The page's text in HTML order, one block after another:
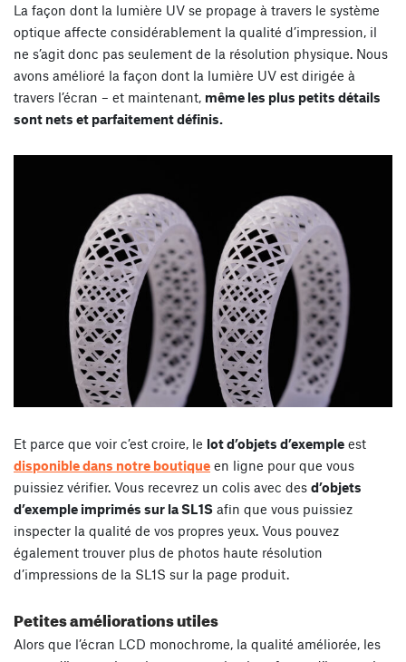
La façon dont la lumière UV se propage à travers le système
optique affecte considérablement la qualité d’impression, il
ne s’agit donc pas seulement de la résolution physique. Nous
avons amélioré la façon dont la lumière UV est dirigée à
travers l’écran – et maintenant, même les plus petits détails
sont nets et parfaitement définis.
Et parce que voir c’est croire, le lot d’objets d’exemple est
disponible dans notre boutique en ligne pour que vous
puissiez vérifier. Vous recevrez un colis avec des d’objets
d’exemple imprimés sur la SL1S afin que vous puissiez
inspecter la qualité de vos propres yeux. Vous pouvez
également trouver plus de photos haute résolution
d’impressions de la SL1S sur la page produit.
Petites améliorations utiles
Alors que l’écran LCD monochrome, la qualité améliorée, les